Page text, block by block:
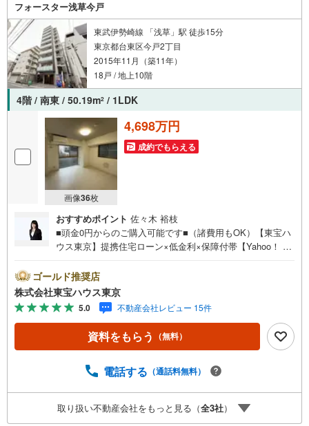
お待ちしております。
フォースター浅草今戸
東武伊勢崎線 「浅草」駅 徒歩15分
東京都台東区今戸2丁目
2015年11月（築11年）
18戸 / 地上10階
4階 / 南東 / 50.19m2 / 1LDK
画像36枚
4,698万円
成約でもらえる
おすすめポイント 佐々木 裕枝
■頭金0円からのご購入可能です■（諸費用もOK）【東宝ハ
ウス東京】提携住宅ローン×低金利×保障付帯【Yahoo！ 不
ayボーナスライトがもらえる「Yahoo！ 不動産 物件ご成約
キャンペーン」の対象になります。「資料をもらう」「見
学予約をする」ボタンからお問い合わせください。※必ずY
ahoo！ JAPAN IDでログインしてください。※PayPayボー
ナスライトは出金と譲渡はできません。ご案内・詳細な資
料のご請求はお気軽にどうぞ♪お電話でのお問い合わせも
ゴールド推奨店
株式会社東宝ハウス東京
5.0 不動産会社レビュー 15件
資料をもらう （無料）
電話する （通話料無料）
取り扱い不動産会社をもっと見る（全3社）